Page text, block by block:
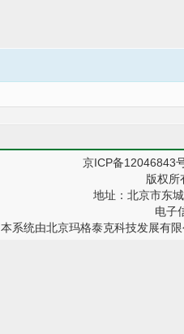
京ICP备12046843
版权所
地址：北京市东
电子
本系统由北京玛格泰克科技发展有